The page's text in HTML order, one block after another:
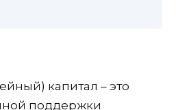
капитал – это
поддержки